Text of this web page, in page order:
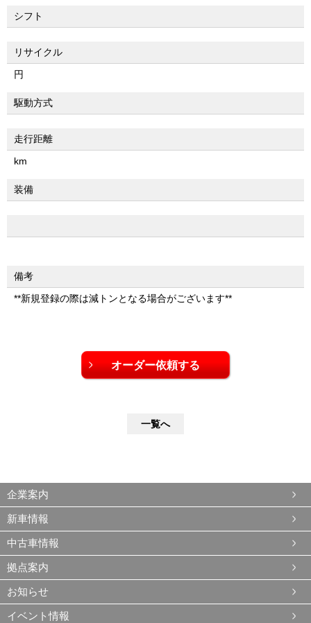
シフト
リサイクル
円
駆動方式
走行距離
km
装備
備考
**新規登録の際は減トンとなる場合がございます**
一覧へ
企業案内
新車情報
中古車情報
拠点案内
お知らせ
イベント情報